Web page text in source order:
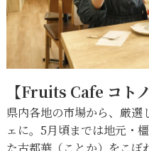
【Fruits Cafe コトノ
県内各地の市場から、厳選
ェに。5月頃までは地元・
た古都華（ことか）をこぼ